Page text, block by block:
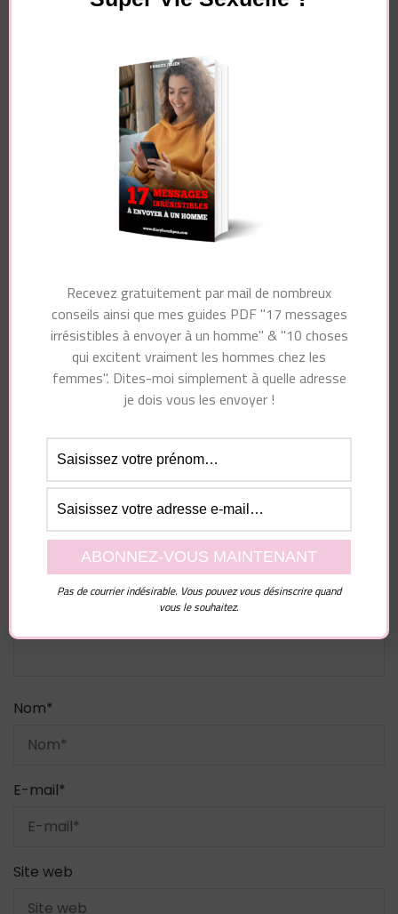
Navigation
Article précédent
La confiance en soi
(ce n’est pas ce que
vous croyez !)
Vous pourriez également aimer...
Votre adresse e-mail ne sera pas publiée.
champs obligatoires sont indiqués avec*
Commentaire
Nom*
E-mail*
Site web
Recevez gratuitement par mail de nombreux
conseils ainsi que mes guides PDF "17 messages
irrésistibles à envoyer à un homme" & "10 choses
qui excitent vraiment les hommes chez les
femmes". Dites-moi simplement à quelle adresse
je dois vous les envoyer !
Pas de courrier indésirable. Vous pouvez vous désinscrire quand
vous le souhaitez.